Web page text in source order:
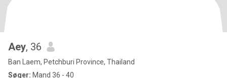
Aey, 36
Ban Laem, Petchburi Province, Thailand
Søger: Mand 36 - 40